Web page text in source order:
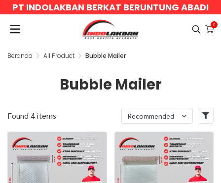
PT INDOLAKBAN BERKAT BERUNTUNG ABADI
0
Beranda All Product Bubble Mailer
Bubble Mailer
Found 4 items Recommended